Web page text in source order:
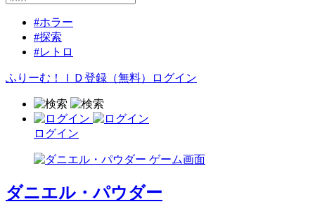
#ホラー
#探索
#レトロ
ふりーむ！ＩＤ登録（無料） ログイン
ログイン
ダニエル・パウダー